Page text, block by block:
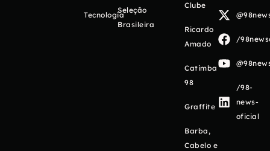
Tecnologia
Seleção
Brasileira
Clube
Ricardo
Amado
Catimba
98
Graffite
Barba,
Cabelo e
/
/98-
news-
oficial